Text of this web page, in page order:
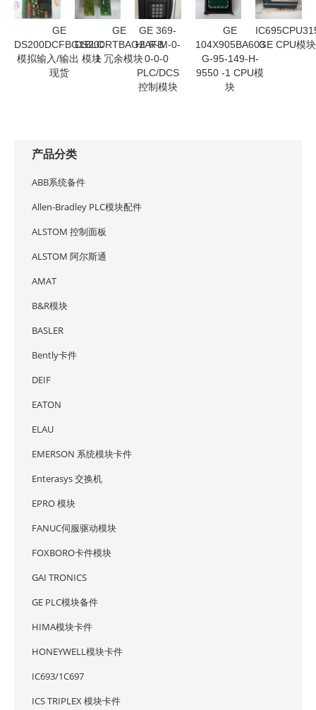
GE
DS200DCFBG1BLC
模拟输入/输出 模块
现货
GE
DS200RTBAG2AFB
1 冗余模块
GE 369-
HI-R-M-0-
0-0-0
PLC/DCS
控制模块
GE
104X905BA603
G-95-149-H-
9550 -1 CPU模
块
GE CPU模块
产品分类
ABB系统备件
Allen-Bradley PLC模块配件
ALSTOM 控制面板
ALSTOM 阿尔斯通
AMAT
B&R模块
BASLER
Bently卡件
DEIF
EATON
ELAU
EMERSON 系统模块卡件
Enterasys 交换机
EPRO 模块
FANUC伺服驱动模块
FOXBORO卡件模块
GAI TRONICS
GE PLC模块备件
HIMA模块卡件
HONEYWELL模块卡件
IC693/1C697
ICS TRIPLEX 模块卡件